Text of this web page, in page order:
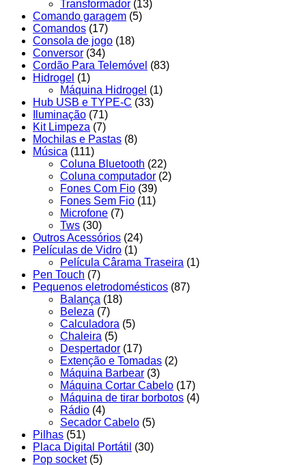
Transformador (13)
Comando garagem (5)
Comandos (17)
Consola de jogo (18)
Conversor (34)
Cordão Para Telemóvel (83)
Hidrogel (1)
Máquina Hidrogel (1)
Hub USB e TYPE-C (33)
Iluminação (71)
Kit Limpeza (7)
Mochilas e Pastas (8)
Música (111)
Coluna Bluetooth (22)
Coluna computador (2)
Fones Com Fio (39)
Fones Sem Fio (11)
Microfone (7)
Tws (30)
Outros Acessórios (24)
Películas de Vidro (1)
Película Cârama Traseira (1)
Pen Touch (7)
Pequenos eletrodomésticos (87)
Balança (18)
Beleza (7)
Calculadora (5)
Chaleira (5)
Despertador (17)
Extenção e Tomadas (2)
Máquina Barbear (3)
Máquina Cortar Cabelo (17)
Máquina de tirar borbotos (4)
Rádio (4)
Secador Cabelo (5)
Pilhas (51)
Placa Digital Portátil (30)
Pop socket (5)